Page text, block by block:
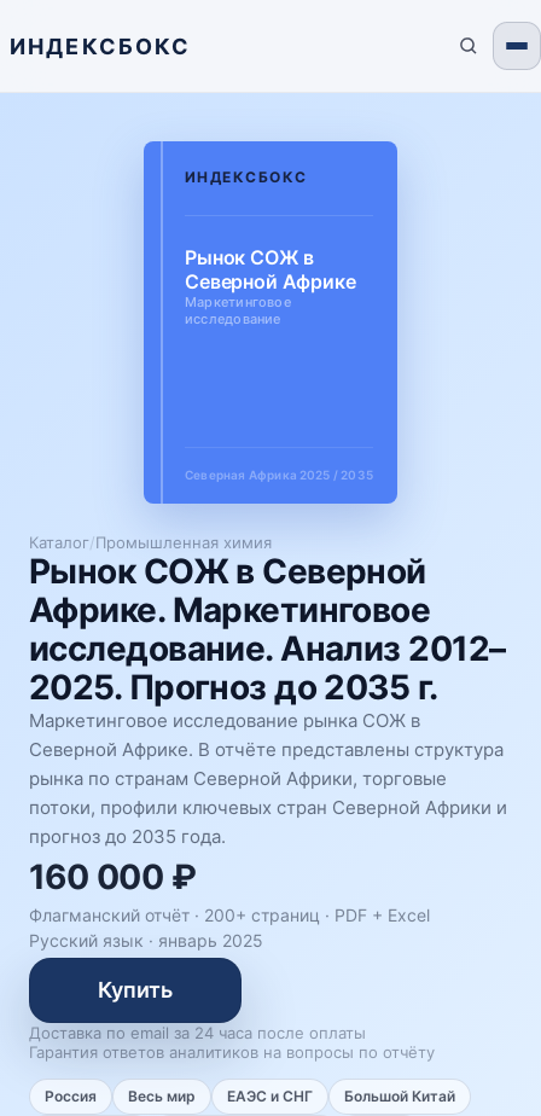
ИНДЕКСБОКС
Каталог/Промышленная химия
Рынок СОЖ в Северной
Африке. Маркетинговое
исследование. Анализ 2012–
2025. Прогноз до 2035 г.
Маркетинговое исследование рынка СОЖ в
Северной Африке. В отчёте представлены структура
рынка по странам Северной Африки, торговые
потоки, профили ключевых стран Северной Африки и
прогноз до 2035 года.
160 000 ₽
Флагманский отчёт · 200+ страниц · PDF + Excel
Русский язык · январь 2025
Купить
Доставка по email за 24 часа после оплаты
Гарантия ответов аналитиков на вопросы по отчёту
Россия Весь мир ЕАЭС и СНГ
Большой Китай
ИНДЕКСБОКС
Рынок СОЖ в
Северной Африке
Маркетинговое
исследование
Северная Африка 2025 / 2035